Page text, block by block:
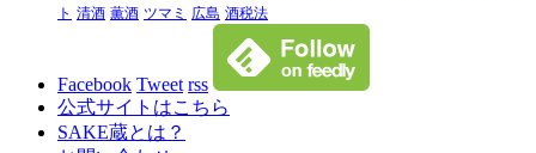
ト 清酒 薫酒 ツマミ 広島 酒税法
Facebook Tweet rss
公式サイトはこちら
SAKE蔵とは？